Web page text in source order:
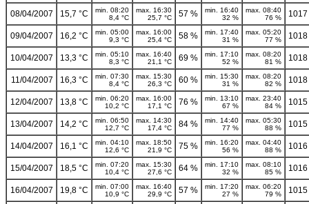
08/04/2007 15,7 °C
min. 08:20
8,4 °C
max. 16:30
25,7 °C
57 %
min. 16:40
32 %
max. 08:40
76 %
09/04/2007 16,2 °C
min. 05:00
9,3 °C
max. 16:00
25,4 °C
58 %
min. 17:40
31 %
max. 05:20
77 %
10/04/2007 13,3 °C
min. 05:10
8,3 °C
max. 16:40
21,1 °C
69 %
min. 17:10
52 %
max. 08:20
81 %
11/04/2007 16,3 °C
min. 07:30
8,4 °C
max. 15:30
26,3 °C
60 %
min. 15:30
31 %
max. 08:20
82 %
12/04/2007 13,8 °C
min. 06:20
10,2 °C
max. 16:00
17,1 °C
76 %
min. 13:10
67 %
max. 23:40
84 %
13/04/2007 14,2 °C
min. 06:50
12,7 °C
max. 14:30
17,4 °C
84 %
min. 14:40
77 %
max. 05:30
88 %
14/04/2007 16,1 °C
min. 04:10
12,6 °C
max. 18:50
21,9 °C
75 %
min. 16:20
56 %
max. 04:40
88 %
15/04/2007 18,5 °C
min. 07:20
10,4 °C
max. 15:30
27,6 °C
64 %
min. 17:10
32 %
max. 08:10
85 %
16/04/2007 19,8 °C
min. 07:00
10,9 °C
max. 16:40
29,9 °C
57 %
min. 17:20
27 %
max. 06:20
79 %